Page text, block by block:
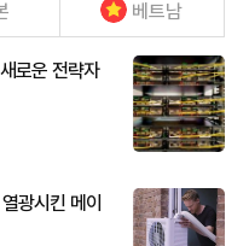
베트남
로운 전략자
광시킨 메이